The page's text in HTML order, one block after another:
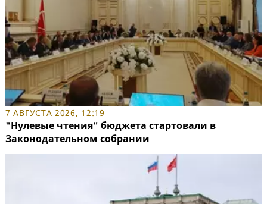
7 АВГУСТА 2026, 12:19
"Нулевые чтения" бюджета стартовали в
Законодательном собрании